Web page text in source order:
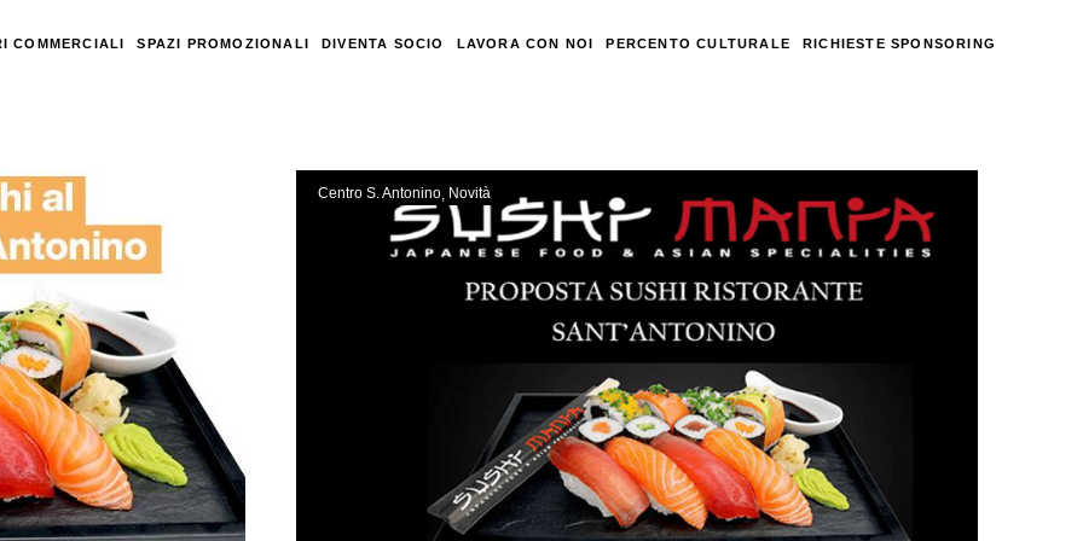
COMMERCIALI SPAZI PROMOZIONALI DIVENTA SOCIO LAVORA CON NOI PERCENTO CULTURALE RICHIESTE SPONSORING
al
Ristorante
S.
Antonino
Centro S. Antonino Novità